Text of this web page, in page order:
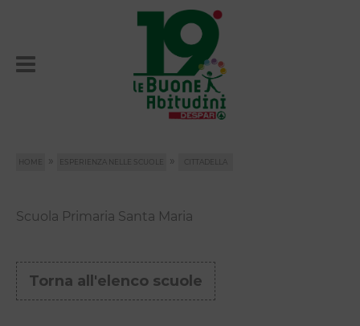
HOME » ESPERIENZA NELLE SCUOLE »
Scuola Primaria Santa Maria
Torna all'elenco scuole